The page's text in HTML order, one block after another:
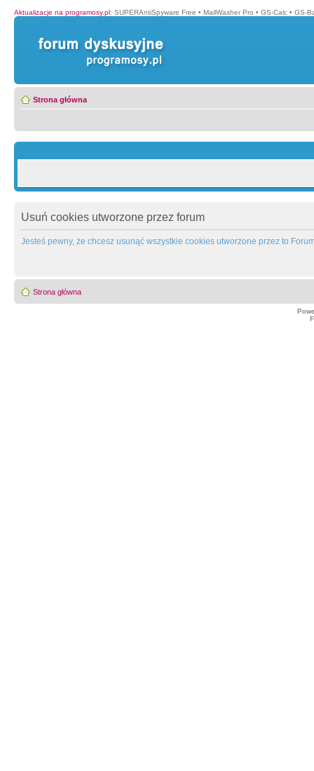
Aktualizacje na programosy.pl: SUPERAntiSpyware Free • MailWasher Pro • GS-Calc • GS-
Strona główna
Usuń cookies utworzone przez forum
Jesteś pewny, że chcesz usunąć wszystkie cookies utworzone przez to
Strona główna